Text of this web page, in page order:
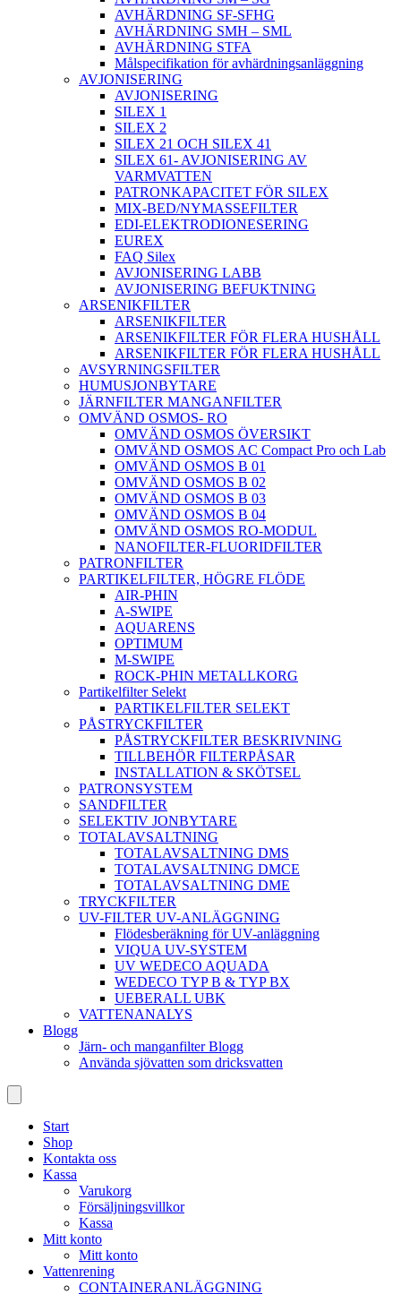
AVHÄRDNING SF-SFHG
AVHÄRDNING SMH – SML
AVHÄRDNING STFA
Målspecifikation för avhärdningsanläggning
AVJONISERING
AVJONISERING
SILEX 1
SILEX 2
SILEX 21 OCH SILEX 41
SILEX 61- AVJONISERING AV
VARMVATTEN
PATRONKAPACITET FÖR SILEX
MIX-BED/NYMASSEFILTER
EDI-ELEKTRODIONESERING
EUREX
FAQ Silex
AVJONISERING LABB
AVJONISERING BEFUKTNING
ARSENIKFILTER
ARSENIKFILTER
ARSENIKFILTER FÖR FLERA HUSHÅLL
ARSENIKFILTER FÖR FLERA HUSHÅLL
AVSYRNINGSFILTER
HUMUSJONBYTARE
JÄRNFILTER MANGANFILTER
OMVÄND OSMOS- RO
OMVÄND OSMOS ÖVERSIKT
OMVÄND OSMOS AC Compact Pro och Lab
OMVÄND OSMOS B 01
OMVÄND OSMOS B 02
OMVÄND OSMOS B 03
OMVÄND OSMOS B 04
OMVÄND OSMOS RO-MODUL
NANOFILTER-FLUORIDFILTER
PATRONFILTER
PARTIKELFILTER, HÖGRE FLÖDE
AIR-PHIN
A-SWIPE
AQUARENS
OPTIMUM
M-SWIPE
ROCK-PHIN METALLKORG
Partikelfilter Selekt
PARTIKELFILTER SELEKT
PÅSTRYCKFILTER
PÅSTRYCKFILTER BESKRIVNING
TILLBEHÖR FILTERPÅSAR
INSTALLATION & SKÖTSEL
PATRONSYSTEM
SANDFILTER
SELEKTIV JONBYTARE
TOTALAVSALTNING
TOTALAVSALTNING DMS
TOTALAVSALTNING DMCE
TOTALAVSALTNING DME
TRYCKFILTER
UV-FILTER UV-ANLÄGGNING
Flödesberäkning för UV-anläggning
VIQUA UV-SYSTEM
UV WEDECO AQUADA
WEDECO TYP B & TYP BX
UEBERALL UBK
VATTENANALYS
Blogg
Järn- och manganfilter Blogg
Använda sjövatten som dricksvatten
Start
Shop
Kontakta oss
Kassa
Varukorg
Försäljningsvillkor
Kassa
Mitt konto
Mitt konto
Vattenrening
CONTAINERANLÄGGNING